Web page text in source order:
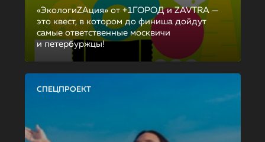
«ЭкологиZAция» от +1ГОРОД и ZAVTRA —
это квест, в котором до финиша дойдут
самые ответственные москвичи
и петербуржцы!
СПЕЦПРОЕКТ